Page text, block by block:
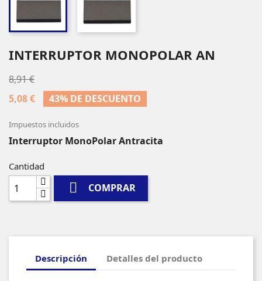
INTERRUPTOR MONOPOLAR AN
8,91 €
5,08 €
43% DE DESCUENTO
Impuestos incluidos
Interruptor MonoPolar Antracita
Cantidad
 COMPRAR
Descripción Detalles del producto